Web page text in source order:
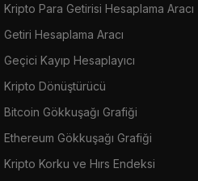
Kripto Para Getirisi Hesaplama Aracı
Getiri Hesaplama Aracı
Geçici Kayıp Hesaplayıcı
Kripto Dönüştürücü
Bitcoin Gökkuşağı Grafiği
Ethereum Gökkuşağı Grafiği
Kripto Korku ve Hırs Endeksi